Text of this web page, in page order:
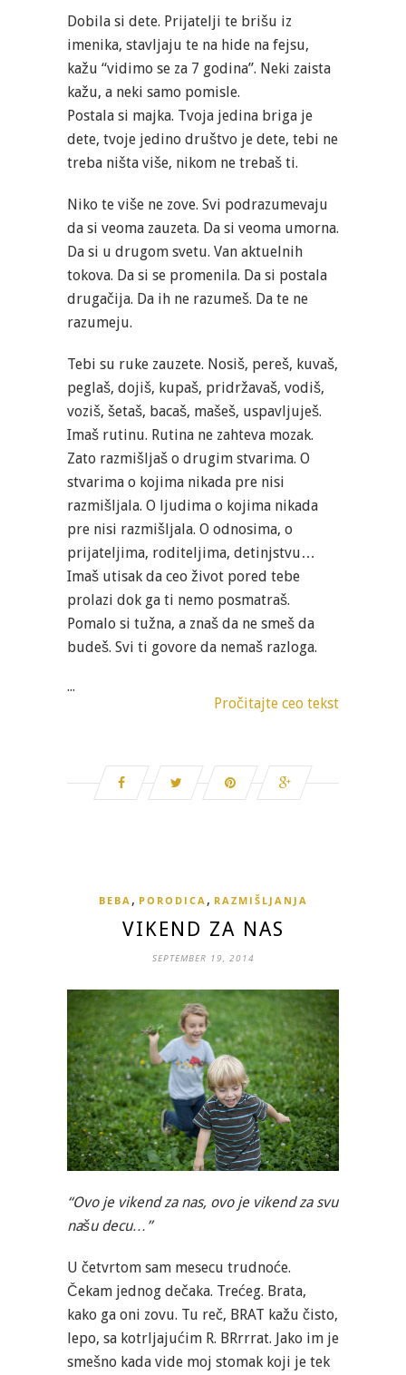
Dobila si dete. Prijatelji te brišu iz
imenika, stavljaju te na hide na fejsu,
kažu “vidimo se za 7 godina”. Neki zaista
kažu, a neki samo pomisle.
Postala si majka. Tvoja jedina briga je
dete, tvoje jedino društvo je dete, tebi ne
treba ništa više, nikom ne trebaš ti.
Niko te više ne zove. Svi podrazumevaju
da si veoma zauzeta. Da si veoma umorna.
Da si u drugom svetu. Van aktuelnih
tokova. Da si se promenila. Da si postala
drugačija. Da ih ne razumeš. Da te ne
razumeju.
Tebi su ruke zauzete. Nosiš, pereš, kuvaš,
peglaš, dojiš, kupaš, pridržavaš, vodiš,
voziš, šetaš, bacaš, mašeš, uspavljuješ.
Imaš rutinu. Rutina ne zahteva mozak.
Zato razmišljaš o drugim stvarima. O
stvarima o kojima nikada pre nisi
razmišljala. O ljudima o kojima nikada
pre nisi razmišljala. O odnosima, o
prijateljima, roditeljima, detinjstvu…
Imaš utisak da ceo život pored tebe
prolazi dok ga ti nemo posmatraš.
Pomalo si tužna, a znaš da ne smeš da
budeš. Svi ti govore da nemaš razloga.
...
Pročitajte ceo tekst
BEBA , PORODICA , RAZMIŠLJANJA
VIKEND ZA NAS
SEPTEMBER 19, 2014
“Ovo je vikend za nas, ovo je vikend za svu
našu decu…”
U četvrtom sam mesecu trudnoće.
Čekam jednog dečaka. Trećeg. Brata,
kako ga oni zovu. Tu reč, BRAT kažu čisto,
lepo, sa kotrljajućim R. BRrrrat. Jako im je
smešno kada vide moj stomak koji je tek